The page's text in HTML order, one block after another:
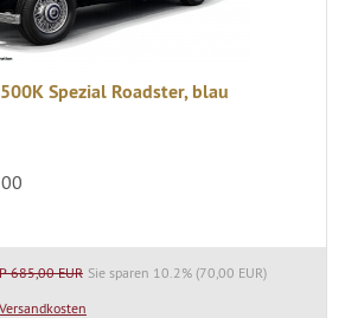
Spezial Roadster, blau
685,00 EUR Sie sparen 10.2% (70,00 EUR)